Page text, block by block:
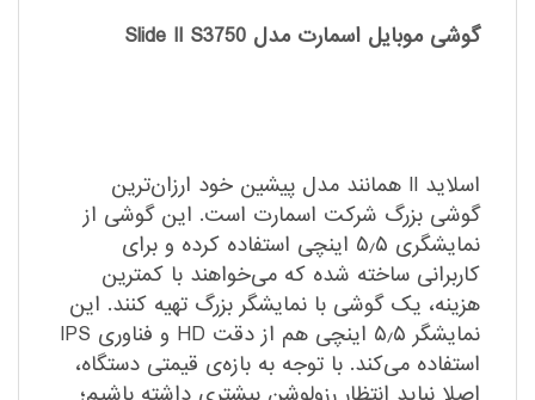
گوشی موبایل اسمارت مدل Slide II S3750
اسلاید II همانند مدل پیشین خود ارزان‌ترین
گوشی بزرگ شرکت اسمارت است. این گوشی از
نمایشگری ۵٫۵ اینچی استفاده کرده و برای
کاربرانی ساخته شده که می‌خواهند با کمترین
هزینه، یک گوشی با نمایشگر بزرگ تهیه کنند. این
نمایشگر ۵٫۵ اینچی هم از دقت HD و فناوری IPS
استفاده می‌کند. با توجه به بازه‌ی قیمتی دستگاه،